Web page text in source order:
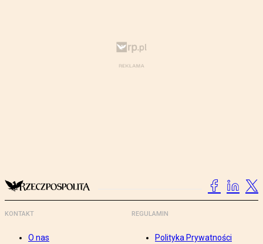
KONTAKT
O nas
REGULAMIN
Polityka Prywatności